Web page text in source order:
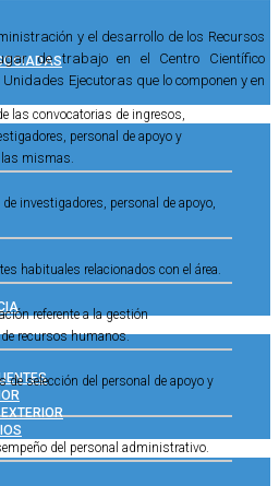
y el desarrollo de los Recursos
de trabajo en el Centro Científico
Ejecutoras que lo componen y en
las convocatorias de ingresos,
personal de apoyo y
mismas.
investigadores, personal de apoyo,
habituales relacionados con el área.
referente a la gestión
recursos humanos.
selección del personal de apoyo y
del personal administrativo.